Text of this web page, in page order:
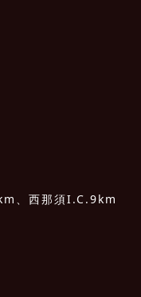
、西那須I.C.9km